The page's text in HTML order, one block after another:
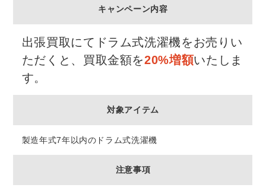
キャンペーン内容
出張買取にてドラム式洗濯機をお売りい
ただくと、買取金額を20%増額いたしま
す。
対象アイテム
製造年式7年以内のドラム式洗濯機
注意事項